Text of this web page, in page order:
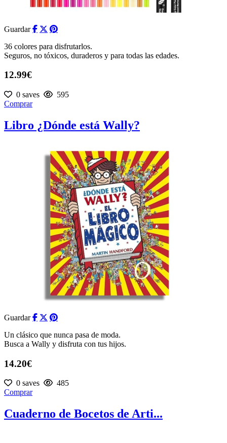
Guardar
36 colores para disfrutarlos.
Seguros, no tóxicos, duraderos y para todas las edades.
12.99€
0 saves
595
Comprar
Libro ¿Dónde está Wally?
Guardar
Un clásico que nunca pasa de moda.
Busca a Wally y disfruta con tus hijos.
14.20€
0 saves
485
Comprar
Cuaderno de Bocetos de Arti...